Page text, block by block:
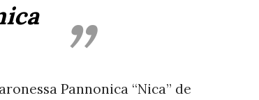
Pannonica “Nica” de